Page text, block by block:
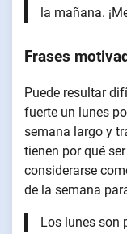
la mañana.
Frases
Puede resultar
fuerte un lunes
semana largo y
tienen por qué
considerarse
de la semana
Los lunes son